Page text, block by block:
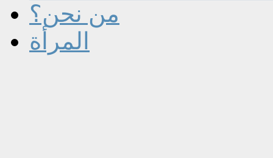
من نحن؟
المرأة